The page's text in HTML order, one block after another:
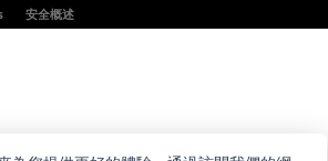
安全概述